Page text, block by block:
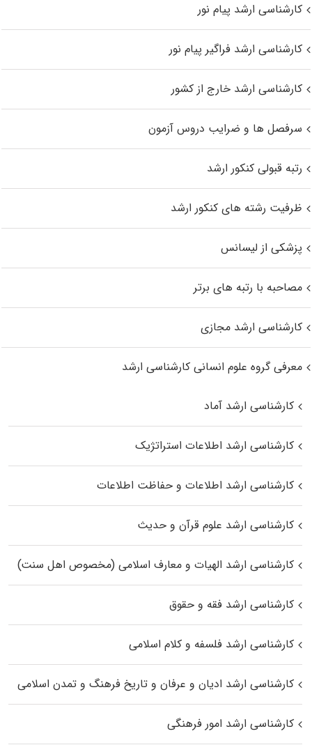
کارشناسی ارشد پیام نور
کارشناسی ارشد فراگیر پیام نور
کارشناسی ارشد خارج از کشور
سرفصل ها و ضرایب دروس آزمون
رتبه قبولی کنکور ارشد
ظرفیت رشته های کنکور ارشد
پزشکی از لیسانس
مصاحبه با رتبه های برتر
کارشناسی ارشد مجازی
معرفی گروه علوم انسانی کارشناسی ارشد
کارشناسی ارشد آماد
کارشناسی ارشد اطلاعات استراتژیک
کارشناسی ارشد اطلاعات و حفاظت اطلاعات
کارشناسی ارشد علوم قرآن و حدیث
کارشناسی ارشد الهیات و معارف اسلامی (مخصوص اهل سنت)
کارشناسی ارشد فقه و حقوق
کارشناسی ارشد فلسفه و کلام اسلامی
کارشناسی ارشد ادیان و عرفان و تاریخ فرهنگ و تمدن اسلامی
کارشناسی ارشد امور فرهنگی